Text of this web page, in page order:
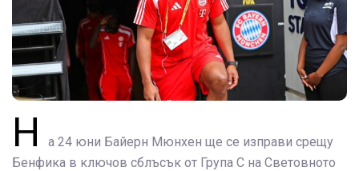
Н
а 24 юни Байерн Мюнхен ще се изправи срещу
Бенфика в ключов сблъсък от Група C на Световното